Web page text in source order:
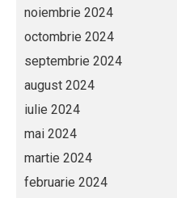
noiembrie 2024
octombrie 2024
septembrie 2024
august 2024
iulie 2024
mai 2024
martie 2024
februarie 2024